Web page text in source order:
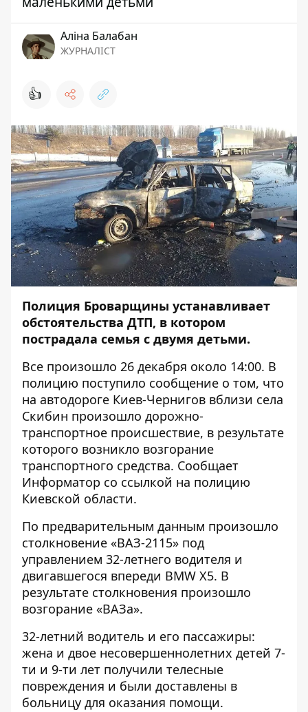
Аліна Балабан
ЖУРНАЛІСТ
👍
Полиция Броварщины устанавливает
обстоятельства ДТП, в котором
пострадала семья с двумя детьми.
Все произошло 26 декабря около 14:00. В
полицию поступило сообщение о том, что
на автодороге Киев-Чернигов вблизи села
Скибин произошло дорожно-
транспортное происшествие, в результате
которого возникло возгорание
транспортного средства. Сообщает
Информатор со ссылкой на полицию
Киевской области.
По предварительным данным произошло
столкновение «ВАЗ-2115» под
управлением 32-летнего водителя и
двигавшегося впереди BMW X5. В
результате столкновения произошло
возгорание «ВАЗа».
32-летний водитель и его пассажиры:
жена и двое несовершеннолетних детей 7-
ти и 9-ти лет получили телесные
повреждения и были доставлены в
больницу для оказания помощи.